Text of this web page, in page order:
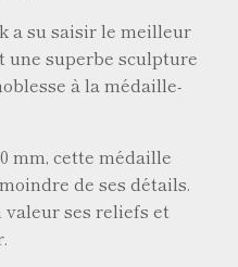
a su saisir le meilleur
une superbe sculpture
à la médaille-
mm, cette médaille
de ses détails.
ses reliefs et